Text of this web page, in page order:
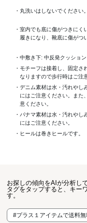
・丸洗いはしないでください。
・室内でも底に傷がつきに
履きになり、靴底に傷がつ
・中敷き下: 中反発クッショ
・モチーフは接着し、固定さ
なりますので歩行時はご注
・デニム素材は水・汚れや
にはご注意ください。また
意ください。
・パナマ素材は水・汚れや
にはご注意ください。
・ヒールは巻きヒールです。
お探しの傾向をAIが分析し
タグをタップすると、キー
す。
#プラス１アイテムで送料